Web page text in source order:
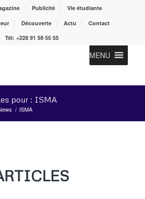
Publicité
Vie étudiante
Découverte Actu
Contact
Tél: +228 91 59 55 55
MENU
pour : ISMA
/ ISMA